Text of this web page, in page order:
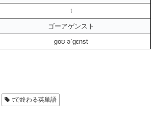
t
ゴーアゲンスト
goʊ əˈgɛnst
tで終わる英単語